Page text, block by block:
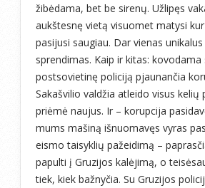
žibėdama, bet be sirenų. Užlipęs
aukštesnę vietą visuomet matysi
pasijusi saugiau. Dar vienas
sprendimas. Kaip ir kitas: kovodama
postsovietinę policiją pjaunančia
Sakašvilio valdžia atleido visus kelių
priėmė naujus. Ir – korupcija
mums mašiną išnuomavęs vyras
eismo taisyklių pažeidimą –
papulti į Gruzijos kalėjimą, o
tiek, kiek bažnyčia. Su Gruzijos